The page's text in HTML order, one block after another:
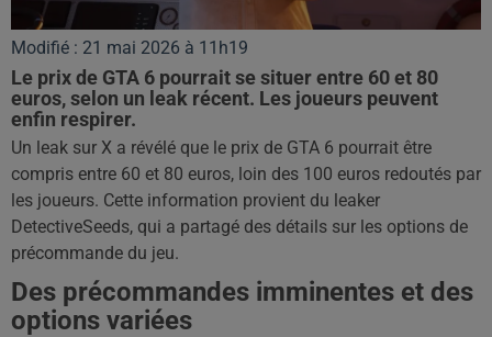
Modifié : 21 mai 2026 à 11h19
Le prix de GTA 6 pourrait se situer entre 60 et 80
euros, selon un leak récent. Les joueurs peuvent
enfin respirer.
Un leak sur X a révélé que le prix de GTA 6 pourrait être
compris entre 60 et 80 euros, loin des 100 euros redoutés par
les joueurs. Cette information provient du leaker
DetectiveSeeds, qui a partagé des détails sur les options de
précommande du jeu.
Des précommandes imminentes et des
options variées